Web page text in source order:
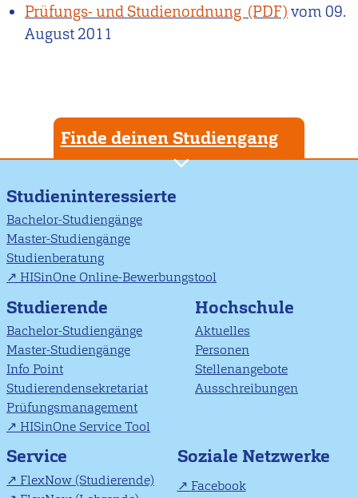
Prüfungs- und Studienordnung
vom09.
August 2011
Finde deinen Studiengang
Studieninteressierte
Bachelor-Studiengänge
Master-Studiengänge
Studienberatung
HISinOne Online-Bewerbungstool
Studierende
Bachelor-Studiengänge
Master-Studiengänge
Info Point
Studierendensekretariat
Prüfungsmanagement
HISinOne Service Tool
Hochschule
Aktuelles
Personen
Stellenangebote
Ausschreibungen
Service
FlexNow (Studierende)
Soziale Netzwerke
Facebook